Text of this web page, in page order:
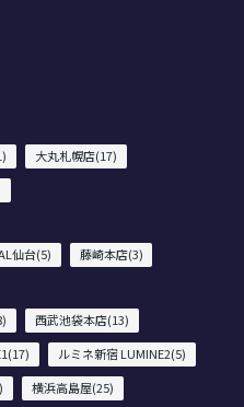
大丸札幌店(17)
仙台(5) 藤崎本店(3)
西武池袋本店(13)
ルミネ新宿 LUMINE2(5)
横浜高島屋(25)